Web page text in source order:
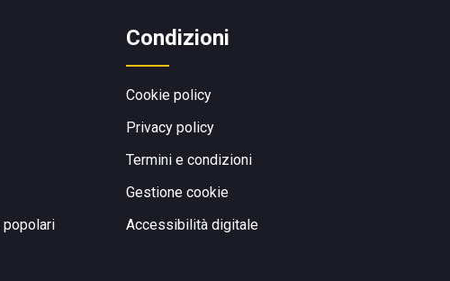
popolari
Condizioni
Cookie policy
Privacy policy
Termini e condizioni
Gestione cookie
Accessibilità digitale